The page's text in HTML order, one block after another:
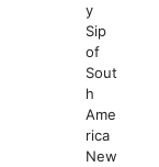
y
Sip
of
Sout
h
Ame
rica
New